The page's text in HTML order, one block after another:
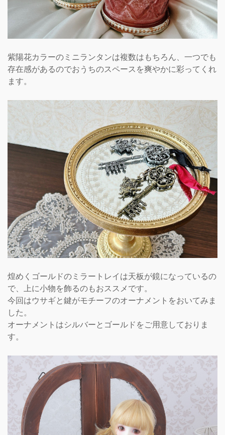
紫陽花カラーのミニランタンは複数はもちろん、一つでも
存在感があるのでおうちのスペースを爽やかに彩ってくれ
ます。
煌めくゴールドのミラートレイは天板が鏡になっているの
で、上に小物を飾るのもおススメです。
今回はウサギと鍵がモチーフのオーナメントをおいてみま
した。
オーナメントはシルバーとゴールドをご用意しておりま
す。